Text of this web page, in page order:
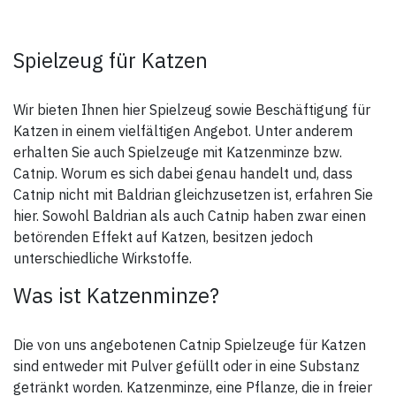
Das Verschlucken kleinerer
Mengen beim Spielen ist
Inhaltsstoffe: vollentsalzenes
Wasser,
Natriumdodecylpolyoxyethylensulfat,
Cocamidopropyl-Betaine,
Glycerin, Kaliumsorbat,
Rizinusöl,
Hydroxyethylcellulose, Catnip-
Öl.
Spielzeug für Katzen
Wir bieten Ihnen hier Spielzeug sowie Beschäftigung für
Katzen in einem vielfältigen Angebot. Unter anderem
erhalten Sie auch Spielzeuge mit Katzenminze bzw.
Catnip. Worum es sich dabei genau handelt und, dass
Catnip nicht mit Baldrian gleichzusetzen ist, erfahren Sie
hier. Sowohl Baldrian als auch Catnip haben zwar einen
betörenden Effekt auf Katzen, besitzen jedoch
unterschiedliche Wirkstoffe.
Was ist Katzenminze?
Die von uns angebotenen Catnip Spielzeuge für Katzen
sind entweder mit Pulver gefüllt oder in eine Substanz
getränkt worden. Katzenminze, eine Pflanze, die in freier